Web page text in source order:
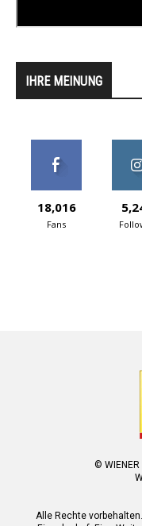
IHRE MEINUNG
18,016
Fans
© WIENER
Alle Rechte